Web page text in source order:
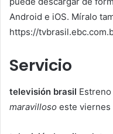
Android e iOS. Míralo
https://
Servicio
televisión brasil
maravilloso este viernes